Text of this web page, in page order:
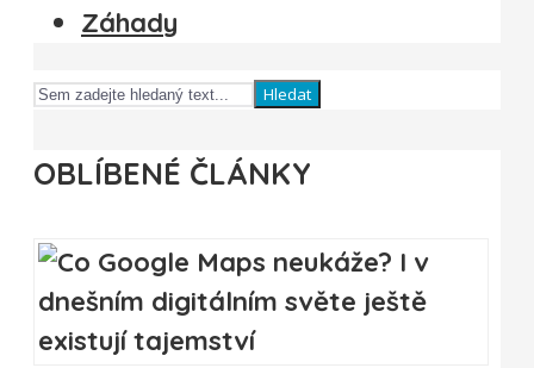
Záhady
Hledat
OBLÍBENÉ ČLÁNKY